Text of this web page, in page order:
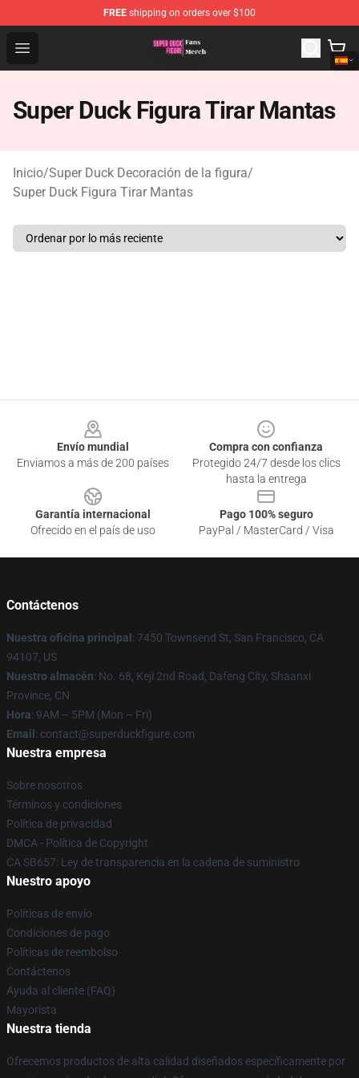
FREE shipping on orders over $100
Open menu
Super Duck Figure Shop - The Best Store of Super Duck
Super Duck Figura Tirar Mantas
Inicio/Super Duck Decoración de la figura/
Super Duck Figura Tirar Mantas
Envío mundial
Enviamos a más de 200 países
Compra con confianza
Protegido 24/7 desde los clics
hasta la entrega
Garantía internacional
Ofrecido en el país de uso
Pago 100% seguro
PayPal / MasterCard / Visa
Contáctenos
Nuestra oficina principal : 7450 Townsend St, San Francisco, CA
94107, US
Nuestro almacén: No. 68, Keji 2nd Road, Dafeng City, Shaanxi
Province, CN
Hora: 9AM – 5PM (Mon – Fri)
Email : contact@superduckfigure.com
Nuestra empresa
Sobre nosotros
Términos y condiciones
Política de privacidad
DMCA - Política de Copyright
CA SB657: Ley de transparencia en la cadena de suministro
Nuestro apoyo
Políticas de envío
Condiciones de pago
Políticas de reembolso
Contáctenos
Ayuda al cliente (FAQ)
Mayorista
Nuestra tienda
Ofrecemos productos de alta calidad diseñados específicamente por